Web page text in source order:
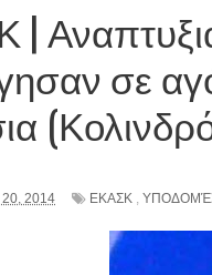
σε
2014 ΕΚΑΣΚ ,